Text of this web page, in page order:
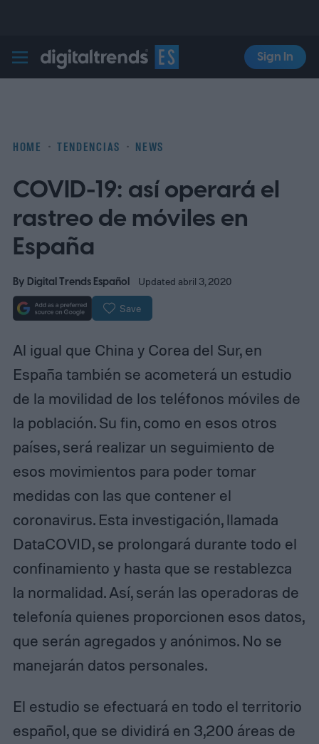
Digital Trends Español
Sign In
HOME TENDENCIAS NEWS
COVID-19: así operará el
rastreo de móviles en
España
By Digital Trends Español Updated abril 3, 2020
Save
Al igual que China y Corea del Sur, en
España también se acometerá un estudio
de la movilidad de los teléfonos móviles de
la población. Su fin, como en esos otros
países, será realizar un seguimiento de
esos movimientos para poder tomar
medidas con las que contener el
coronavirus. Esta investigación, llamada
DataCOVID, se prolongará durante todo el
confinamiento y hasta que se restablezca
la normalidad. Así, serán las operadoras de
telefonía quienes proporcionen esos datos,
que serán agregados y anónimos. No se
manejarán datos personales.
El estudio se efectuará en todo el territorio
español, que se dividirá en 3,200 áreas de